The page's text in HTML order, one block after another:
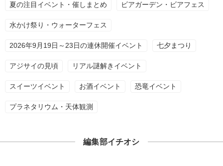
夏の注目イベント・催しまとめ ビアガーデン・ビアフェス
水かけ祭り・ウォーターフェス
2026年9月19日～23日の連休開催イベント 七夕まつり
アジサイの見頃 リアル謎解きイベント
スイーツイベント お酒イベント 恐竜イベント
プラネタリウム・天体観測
編集部イチオシ